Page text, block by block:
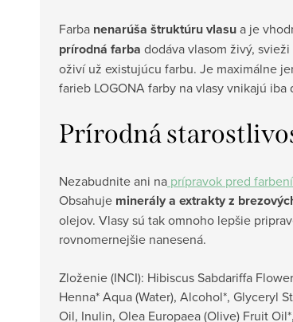
Farba nenarúša štruktúru vlasua je
prírodná farba dodáva vlasom živý,
oživí už existujúcu farbu. Je maximálne
farieb LOGONA farby na vlasy vnikajú
Prírodná
Nezabudnite ani na prípravok pred
Obsahuje minerály a extrakty z
olejov. Vlasy sú tak omnoho lepšie
rovnomernejšie nanesená.
Zloženie (INCI): Hibiscus Sabdariffa
Henna* Aqua (Water), Alcohol*, Glyceryl
Oil, Inulin, Olea Europaea (Olive) Fruit